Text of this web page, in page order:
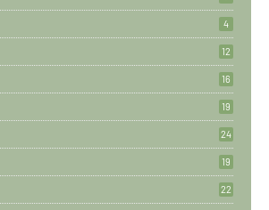
4
12
16
19
24
19
22